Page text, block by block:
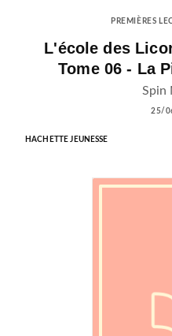
PREMIÈRES
L'école des
Tome 06 - La
Spin
25/
HACHETTE JEUNESSE